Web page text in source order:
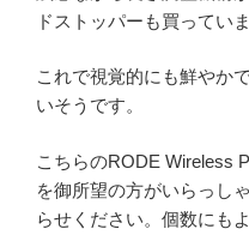
ドストッパーも買っていま
これで視覚的にも鮮やか
いそうです。
こちらのRODE Wireless
を御所望の方がいらっし
らせください。個数にも